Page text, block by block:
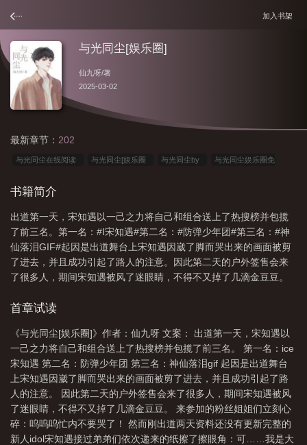
加入书架
与光同尘[娱乐圈]
仙九呀/著
2025-03-02
最新章节： 202
与光同尘在线阅读 与光同尘[娱乐圈 与光同尘by 与光同尘娱乐圈免
BTS
书籍简介
出道第一天，宋知遇以一己之力将自己和组合送上了热搜榜并包揽
了前三名。第一名：#I宋知遇#第二名：#防弹少年团#第三名：#神
仙落泪GIF#起因是出道舞台上宋知遇因崴了脚而哭出来的画面被剪
了进去，并且成功引起了路人的注意。因此第二天的户外签售会来
了很多人，期间宋知遇被风了迷眼睛，不得不又掉了几滴金豆豆。
两天资料还没有更新完整的新人宋知遇接过弟弟们依次递来的纸擦
主天生痛觉敏感，泪腺发达，是大黑国宝，人名是谐音不是打错，
无就是无，完结也不会在一起，为了剧情合理会根据事实做一些改
动，看完这些再杠一句话简介：我喜欢的人，有光…
首章试读
《与光同尘[娱乐圈]》作者：仙九呀 文案： 出道第一天，宋知遇以
一己之力将自己和组合送上了热搜榜并包揽了前三名。 第一名：ice
宋知遇 第二名：防弹少年团 第三名：神仙落泪gif 起因是出道舞台
上宋知遇因崴了脚而哭出来的画面被剪了进去，并且成功引起了路
人的注意。 因此第二天的户外签售会来了很多人，期间宋知遇被风
了迷眼睛，不得不又掉了几滴金豆豆。 来参加的粉丝姐姐们立刻心
碎：呜呜呜忙内不要哭了！ 然而刚出道两天资料还没有更新完整的
新人idol宋知遇接过弟弟们依次递来的纸擦了擦眼角：可……我是大